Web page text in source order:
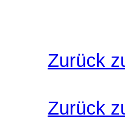
Zurück
Zurück